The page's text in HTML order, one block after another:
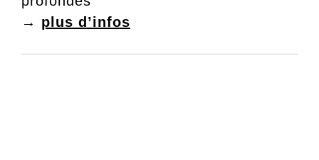
→ plus d’infos